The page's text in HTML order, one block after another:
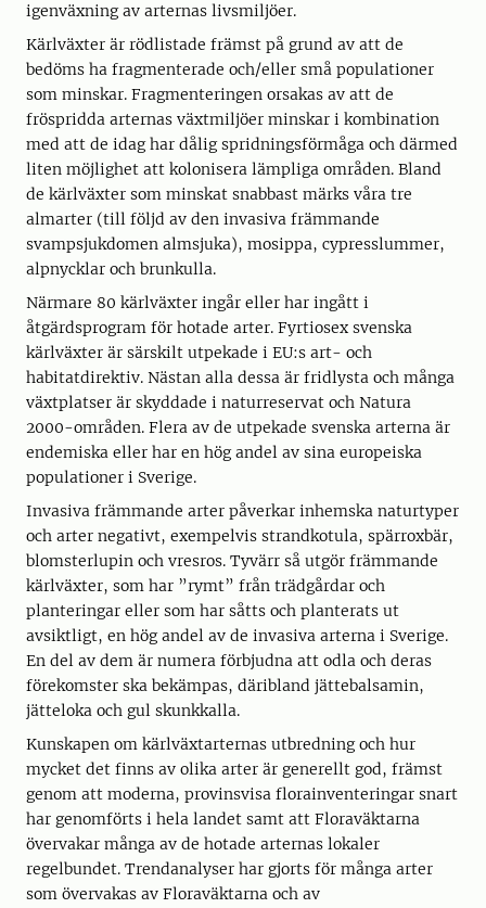
igenväxning av arternas livsmiljöer.
Kärlväxter är rödlistade främst på grund av att de
bedöms ha fragmenterade och/eller små populationer
som minskar. Fragmenteringen orsakas av att de
fröspridda arternas växtmiljöer minskar i kombination
med att de idag har dålig spridningsförmåga och därmed
liten möjlighet att kolonisera lämpliga områden. Bland
de kärlväxter som minskat snabbast märks våra tre
almarter (till följd av den invasiva främmande
svampsjukdomen almsjuka), mosippa, cypresslummer,
alpnycklar och brunkulla.
Närmare 80 kärlväxter ingår eller har ingått i
åtgärdsprogram för hotade arter. Fyrtiosex svenska
kärlväxter är särskilt utpekade i EU:s art- och
habitatdirektiv. Nästan alla dessa är fridlysta och många
växtplatser är skyddade i naturreservat och Natura
2000-områden. Flera av de utpekade svenska arterna är
endemiska eller har en hög andel av sina europeiska
populationer i Sverige.
Invasiva främmande arter påverkar inhemska naturtyper
och arter negativt, exempelvis strandkotula, spärroxbär,
blomsterlupin och vresros. Tyvärr så utgör främmande
kärlväxter, som har ”rymt” från trädgårdar och
planteringar eller som har såtts och planterats ut
avsiktligt, en hög andel av de invasiva arterna i Sverige.
En del av dem är numera förbjudna att odla och deras
förekomster ska bekämpas, däribland jättebalsamin,
jätteloka och gul skunkkalla.
Kunskapen om kärlväxtarternas utbredning och hur
mycket det finns av olika arter är generellt god, främst
genom att moderna, provinsvisa florainventeringar snart
har genomförts i hela landet samt att Floraväktarna
övervakar många av de hotade arternas lokaler
regelbundet. Trendanalyser har gjorts för många arter
som övervakas av Floraväktarna och av